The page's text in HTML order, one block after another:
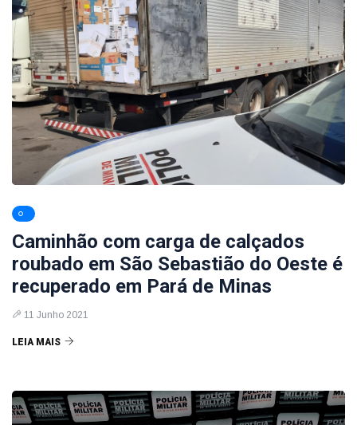
Caminhão com carga de calçados
roubado em São Sebastião do Oeste é
recuperado em Pará de Minas
11 Junho 2021
LEIA MAIS